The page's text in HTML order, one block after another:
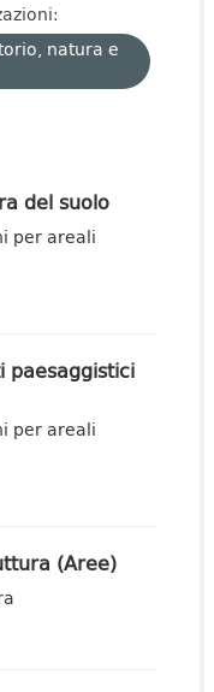
natura e
del suolo
per areali
paesaggistici
per areali
(Aree)